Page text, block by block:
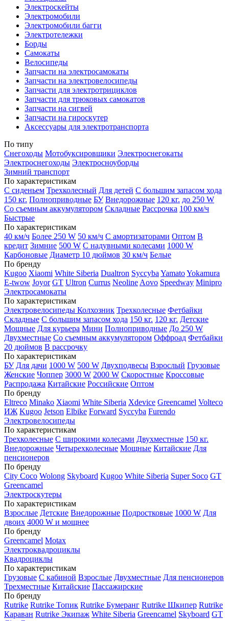
Электроскейты
Электромобили
Электромобили багги
Электротележки
Борды
Самокаты
Велосипеды
Запчасти на электросамокаты
Запчасти на электровелосипеды
Запчасти для электротрициклов
Запчасти для трюковых самокатов
Запчасти на сигвей
Запчасти на гироскутер
Аксессуары для электротранспорта
По типу
Снегоходы Мотобуксировщики Электроснегокаты
Электроснегоходы Электросноуборды
Зимний транспорт
По характеристикам
С сиденьем Трехколесный Для детей С большим запасом хода
150 кг. Полноприводные БУ Внедорожные 120 кг. до 250 W
Со съемным аккумулятором Складные Рассрочка 100 км/ч
Быстрые
По характеристикам
40 км/ч Более 250 W 50 км/ч С амортизаторами Оптом В
кредит Зимние 500 W С надувными колесами 1000 W
Карбоновые Диаметр 10 дюймов 30 км/ч Белые
По бренду
Kugoo Xiaomi White Siberia Dualtron Syccyba YamatoYokamura
E-twow Joyor GT Ultron Currus Neoline Aovo Speedway Minipro
Электросамокаты
По характеристикам
Электровелосипеды Колхозник Трехколесные Фетбайки
Складные С большим запасом хода 150 кг. 120 кг. Детские
Мощные Для курьера Мини Полноприводные До 250 W
Двухместные Со съемным аккумулятором Оффроад Фетбайки
20 дюймов В рассрочку
По характеристикам
БУ Для дачи 1000 W 500 W Двухподвесы Взрослый Грузовые
Женские Чоппер 3000 W 2000 W Скоростные Кроссовые
Распродажа Китайские Российские Оптом
По бренду
Eltreco Minako Xiaomi White Siberia Xdevice Greencamel Volteco
ИЖ Kugoo Jetson Elbike Forward Syccyba Furendo
Электровелосипеды
По характеристикам
Трехколесные С широкими колесами Двухместные 150 кг.
Внедорожные Четырехколесные Мощные Китайские Для
пенсионеров
По бренду
City Coco Wolong Skyboard Kugoo White Siberia Super Soco GT
Greencamel
Электроскутеры
По характеристикам
Взрослые Детские Внедорожные Подростковые 1000 W Для
двоих 4000 W и мощнее
По бренду
Greencamel Motax
Электроквадроциклы
Квадроциклы
По характеристикам
Грузовые С кабиной Взрослые Двухместные Для пенсионеров
Трехместные Китайские Пассажирские
По бренду
Rutrike Rutrike Топик Rutrike Бумеранг Rutrike Шкипер Rutrike
Караван Rutrike Экипаж White Siberia Greencamel Skyboard GT